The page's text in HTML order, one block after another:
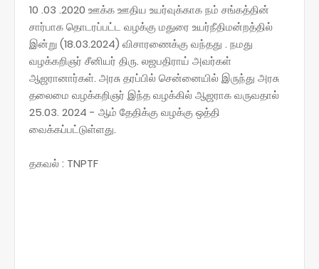
10 .03 .2020 ஊக்க ஊதிய உயர்வுக்காக நம் சங்கத்தின்
சார்பாக தொடரப்பட்ட வழக்கு மதுரை உயர்நீதிமன்றத்தில்
இன்று (18.03.2024) விசாரணைக்கு வந்தது . நமது
வழக்கறிஞர் சீனியர் திரு. லஜபதிராய் அவர்கள்
ஆஜரானார்கள். அரசு தரப்பில் சென்னையில் இருந்து அரசு
தலைமை வழக்கறிஞர் இந்த வழக்கில் ஆஜராக வருவதால்
25.03. 2024 - ஆம் தேதிக்கு வழக்கு ஒத்தி
வைக்கப்பட்டுள்ளது.
தகவல் : TNPTF